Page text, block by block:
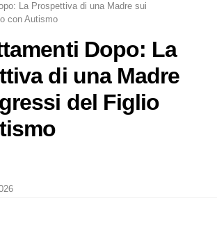
La Prospettiva di una Madre sui
con Autismo
Dopo: La
di una Madre
del Figlio